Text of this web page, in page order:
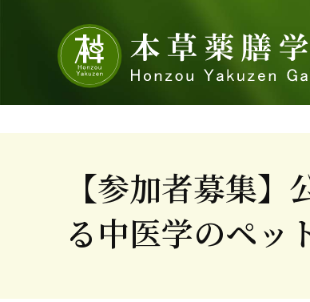
【参加者募集
る中医学のペッ